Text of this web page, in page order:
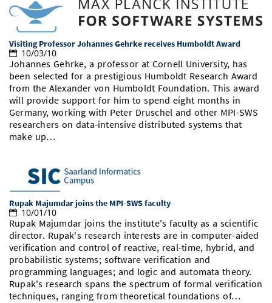
Visiting Professor Johannes Gehrke receives Humboldt Award
10/03/10
Johannes Gehrke, a professor at Cornell University, has
been selected for a prestigious Humboldt Research Award
from the Alexander von Humboldt Foundation. This award
will provide support for him to spend eight months in
Germany, working with Peter Druschel and other MPI-SWS
researchers on data-intensive distributed systems that
make up…
Rupak Majumdar joins the MPI-SWS faculty
10/01/10
Rupak Majumdar joins the institute's faculty as a scientific
director. Rupak's research interests are in computer-aided
verification and control of reactive, real-time, hybrid, and
probabilistic systems; software verification and
programming languages; and logic and automata theory.
Rupak's research spans the spectrum of formal verification
techniques, ranging from theoretical foundations of…